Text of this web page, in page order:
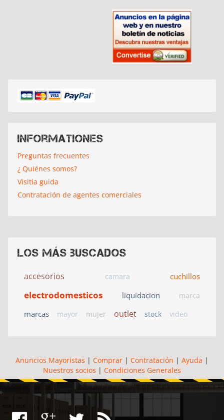
Informationes
Preguntas frecuentes
¿ Quiénes somos?
Visitia guida
Contratación de agentes comerciales
Los más buscados
accesorios camara cuchillos
electrodomesticos liquidacion marca
marcas mayor mujer outlet stock video
Anuncios Mayoristas | Comprar | Contratación | Ayuda |
Nuestros socios | Condiciones Generales